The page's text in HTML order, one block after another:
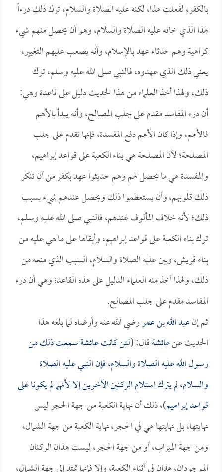
بالكفر، لفعلت هذا، لكنه عليه الصلاة والسلام، ترك ذلك درءاً
لهذا الذي خافه عليه الصلاة والسلام، وهو أن يحصل منهم شيء
كراهية وهم حدثاء عهد بالإسلام، وأنه يصعب عليهم التغيير،
يعني ذلك الذي عهدوه، فالنبي صلى الله عليه وسلم، ترك
ذلك، ولهذا أخذ العلماء من هذا الحديث دليل على قاعدة وهي:
أن درء المفاسد مقدم على جلب المصالح، وأنه يبدأ بالأهم
فالأهم، وإذا كان الأهم دفع المفسدة، فإنها تقدم على جلب
المصلحة؛ لأن المصلحة هي بناء الكعبة على قواعد إبراهيم،
والمفسدة هي ما يحصل لهم وهم حديثوا عهد بكفر من أن تنكر
ذلك قلوبهم، وأن يستعظموا ذلك ويحصل عندهم شيء بسبب
ذلك؛ لأنه خلاف المألوف عندهم، فالنبي صلى الله عليه وسلم،
ترك بناء الكعبة على قواعد إبراهيم، وأبقاها على ما هي عليه من
بناء قريش، وبين عليه الصلاة والسلام، السبب الذي منعه من
ذلك، ولهذا أخذ منه العلماء الدليل على هذه القاعدة وهي أن درء
المفاسد مقدم على جلب المصالح.
ثم إنعبد الله بن عمررضي الله عنه وأرضاه لما بلغه هذا
الحديث عنعائشةقال: (لئن كانتعائشةسمعت ذلك من
رسول الله عليه الصلاة والسلام، فإن النبي عليه الصلاة
والسلام، لم يترك استلام الركنين الآخرين إلا لأنهما لم يكونا على
قواعد إبراهيم)، ذلك أن نهاية الكعبة من جهة الحجر ليس
نهايتها، بل نهايتها هي في الحجر، نهاية الكعبة من جهة الشمال،
ومن جهة الميزاب، أو من جهة الحجر، ليست هذان الركنان